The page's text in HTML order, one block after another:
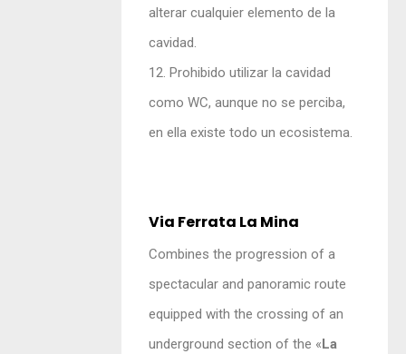
alterar cualquier elemento de la
cavidad.
12. Prohibido utilizar la cavidad
como WC, aunque no se perciba,
en ella existe todo un ecosistema.
Via Ferrata La Mina
Combines the progression of a
spectacular and panoramic route
equipped with the crossing of an
underground section of the «La